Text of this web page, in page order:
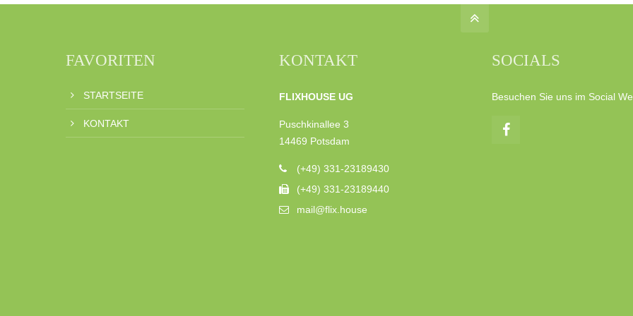
FAVORITEN
STARTSEITE
KONTAKT
KONTAKT
FLIXHOUSE UG
Puschkinallee 3
14469 Potsdam
(+49) 331-23189430
(+49) 331-23189440
mail@flix.house
SOCIALS
Besuchen Sie uns im Social